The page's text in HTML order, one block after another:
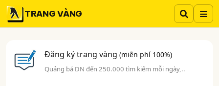
TRANG VÀNG
Đăng ký trang vàng(miễn phí 100%)
Quảng bá DN đến 250.000 tìm kiếm mỗi ngày,..